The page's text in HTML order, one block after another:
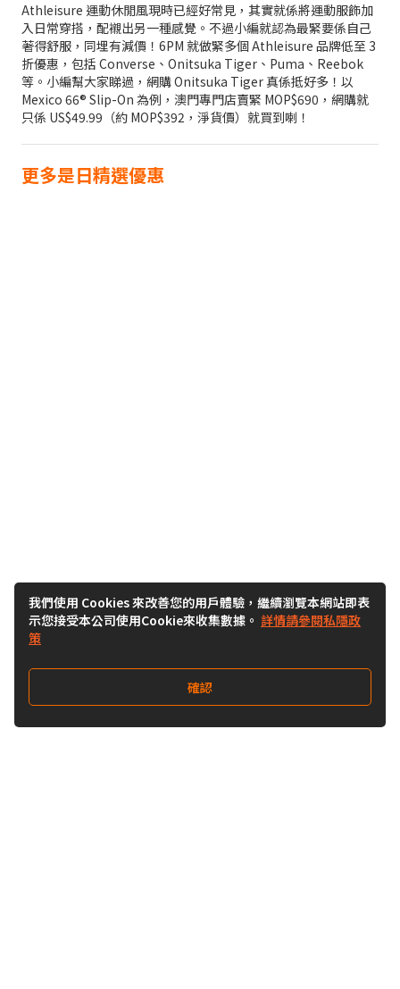
Athleisure 運動休閒風現時已經好常見，其實就係將運動服飾加
入日常穿搭，配襯出另一種感覺。不過小編就認為最緊要係自己
著得舒服，同埋有減價！6PM 就做緊多個 Athleisure 品牌低至 3
折優惠，包括 Converse、Onitsuka Tiger、Puma、Reebok
等。小編幫大家睇過，網購 Onitsuka Tiger 真係抵好多！以
Mexico 66® Slip-On 為例，澳門專門店賣緊 MOP$690，網購就
只係 US$49.99（約 MOP$392，淨貨價）就買到喇！
更多是日精選優惠
我們使用 Cookies 來改善您的用戶體驗，繼續瀏覽本網站即表
示您接受本公司使用Cookie來收集數據。 詳情請參閱私隱政
策
確認